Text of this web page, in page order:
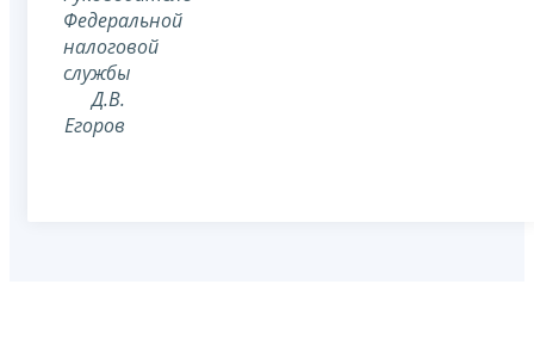
Федеральной
налоговой
службы
Д.В.
Егоров